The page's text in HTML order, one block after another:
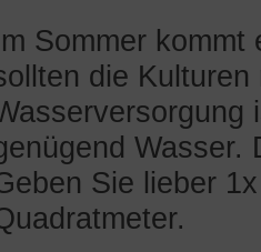
Sommer
die
Wasser.
Sie lieber